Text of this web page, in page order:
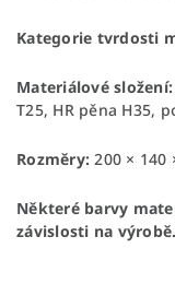
Kategorie tvrdosti
Materiálové složení:
T25, HR pěna H35,
Rozměry: 200 × 140
Některé barvy
závislosti na výrobě.